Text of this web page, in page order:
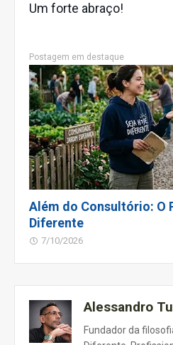
Um forte abraço!
Postagem em destaque
Além do Consultório: O
Diferente
7/10/2026
Alessandro
Fundador da